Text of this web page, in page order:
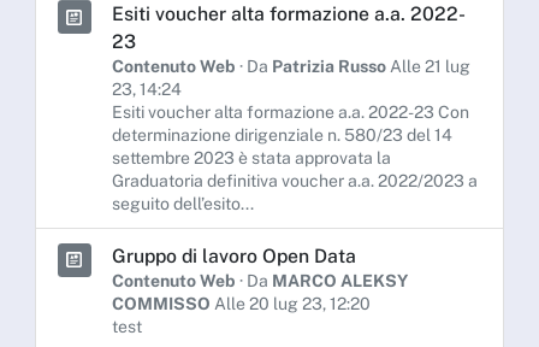
Esiti voucher alta formazione a.a. 2022-
23
Contenuto Web · Da Patrizia Russo Alle 21 lug
23, 14:24
Esiti voucher alta formazione a.a. 2022-23 Con
determinazione dirigenziale n. 580/23 del 14
settembre 2023 è stata approvata la
Graduatoria definitiva voucher a.a. 2022/2023 a
seguito dell’esito...
Gruppo di lavoro Open Data
Contenuto Web · Da MARCO ALEKSY
COMMISSO Alle 20 lug 23, 12:20
test